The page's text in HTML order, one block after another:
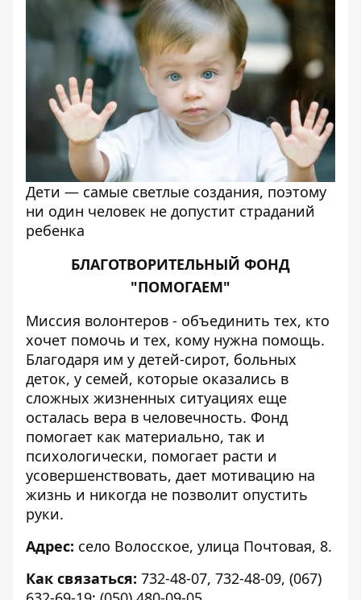
Дети — самые светлые создания, поэтому
ни один человек не допустит страданий
ребенка
БЛАГОТВОРИТЕЛЬНЫЙ ФОНД
"ПОМОГАЕМ"
Миссия волонтеров - объединить тех, кто
хочет помочь и тех, кому нужна помощь.
Благодаря им у детей-сирот, больных
деток, у семей, которые оказались в
сложных жизненных ситуациях еще
осталась вера в человечность. Фонд
помогает как материально, так и
психологически, помогает расти и
усовершенствовать, дает мотивацию на
жизнь и никогда не позволит опустить
руки.
Адрес: село Волосское, улица Почтовая, 8.
Как связаться: 732-48-07, 732-48-09, (067)